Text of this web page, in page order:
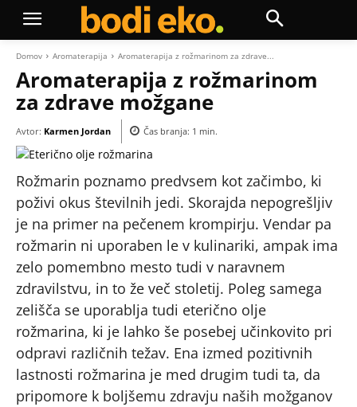
Domov Aromaterapija Aromaterapija z rožmarinom za zdrave...
Aromaterapija z rožmarinom
za zdrave možgane
Avtor: Karmen Jordan Čas branja: 1 min.
Rožmarin poznamo predvsem kot začimbo, ki
poživi okus številnih jedi. Skorajda nepogrešljiv
je na primer na pečenem krompirju. Vendar pa
rožmarin ni uporaben le v kulinariki, ampak ima
zelo pomembno mesto tudi v naravnem
zdravilstvu, in to že več stoletij. Poleg samega
zelišča se uporablja tudi eterično olje
rožmarina, ki je lahko še posebej učinkovito pri
odpravi različnih težav. Ena izmed pozitivnih
lastnosti rožmarina je med drugim tudi ta, da
pripomore k boljšemu zdravju naših možganov